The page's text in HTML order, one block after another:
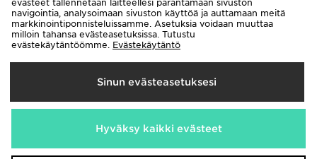
Oli70,00€
New Balance 740 Miehet
120,00€
evästeet tallennetaan laitteellesi parantamaan sivuston
navigointia, analysoimaan sivuston käyttöä ja auttamaan meitä
markkinointiponnisteluissamme. Asetuksia voidaan muuttaa
milloin tahansa evästeasetuksissa. Tutustu
evästekäytäntöömme. Evästekäytäntö
Sinun evästeasetuksesi
Hyväksy kaikki evästeet